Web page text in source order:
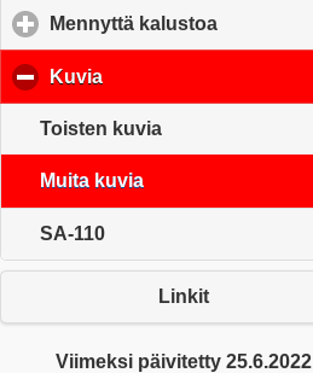
Mennyttä kalustoa
Kuvia
Toisten kuvia
Muita kuvia
SA-110
Linkit
Viimeksi päivitetty 25.6.2022